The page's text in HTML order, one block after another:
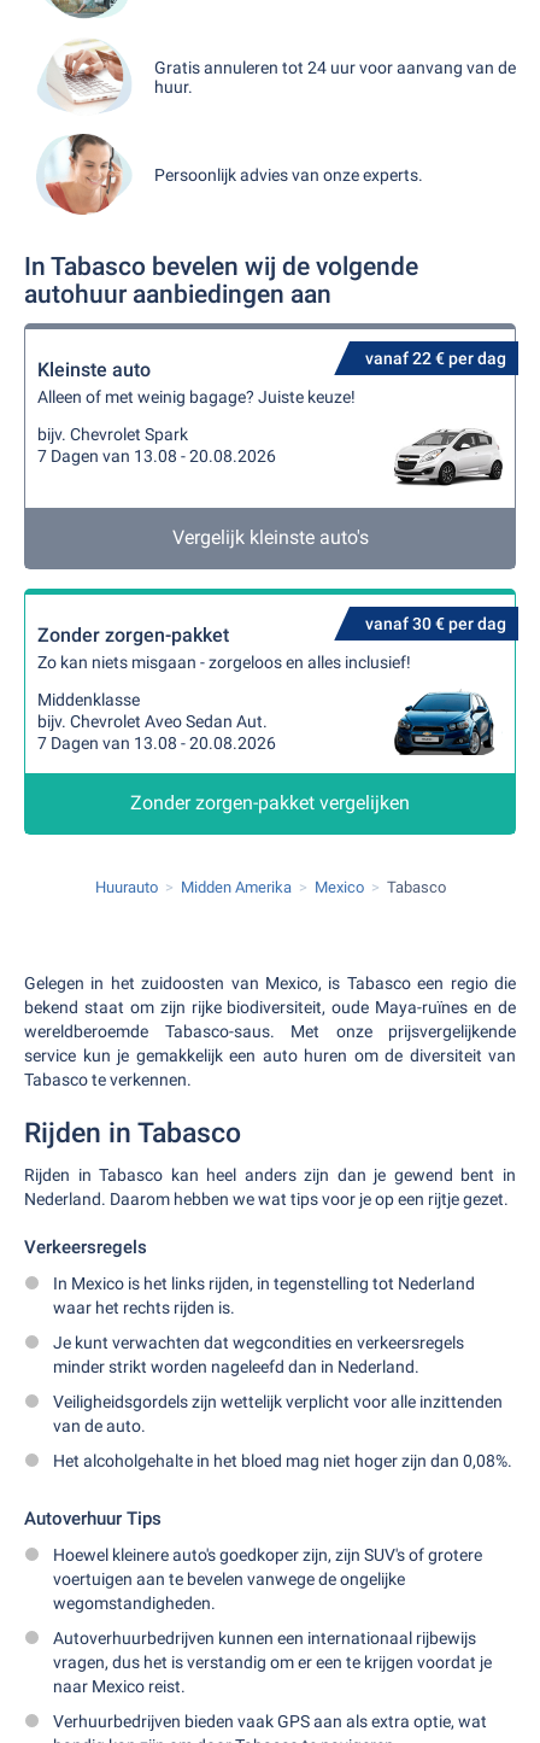
Gratis annuleren tot 24 uur voor aanvang van de
huur.
Persoonlijk advies van onze experts.
In Tabasco bevelen wij de volgende
autohuur aanbiedingen aan
vanaf 22 € per dag
Kleinste auto
Alleen of met weinig bagage? Juiste keuze!
bijv. Chevrolet Spark
7 Dagen van 13.08 - 20.08.2026
Vergelijk kleinste auto's
vanaf 30 € per dag
Zonder zorgen-pakket
Zo kan niets misgaan - zorgeloos en alles inclusief!
Middenklasse
bijv. Chevrolet Aveo Sedan Aut.
7 Dagen van 13.08 - 20.08.2026
Zonder zorgen-pakket vergelijken
Huurauto Midden Amerika Mexico Tabasco
Gelegen in het zuidoosten van Mexico, is Tabasco een regio die
bekend staat om zijn rijke biodiversiteit, oude Maya-ruïnes en de
wereldberoemde Tabasco-saus. Met onze prijsvergelijkende
service kun je gemakkelijk een auto huren om de diversiteit van
Tabasco te verkennen.
Rijden in Tabasco
Rijden in Tabasco kan heel anders zijn dan je gewend bent in
Nederland. Daarom hebben we wat tips voor je op een rijtje gezet.
Verkeersregels
In Mexico is het links rijden, in tegenstelling tot Nederland
waar het rechts rijden is.
Je kunt verwachten dat wegcondities en verkeersregels
minder strikt worden nageleefd dan in Nederland.
Veiligheidsgordels zijn wettelijk verplicht voor alle inzittenden
van de auto.
Het alcoholgehalte in het bloed mag niet hoger zijn dan 0,08%.
Autoverhuur Tips
Hoewel kleinere auto's goedkoper zijn, zijn SUV's of grotere
voertuigen aan te bevelen vanwege de ongelijke
wegomstandigheden.
Autoverhuurbedrijven kunnen een internationaal rijbewijs
vragen, dus het is verstandig om er een te krijgen voordat je
naar Mexico reist.
Verhuurbedrijven bieden vaak GPS aan als extra optie, wat